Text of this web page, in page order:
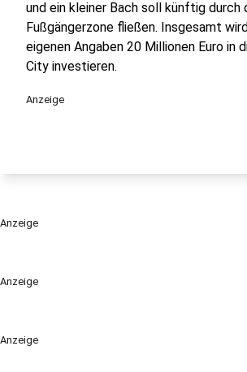
Anzeige
Anzeige
und ein kleiner Bach soll künftig durch
Fußgängerzone fließen. Insgesamt
eigenen Angaben 20 Millionen Euro in
City investieren.
Anzeige
Anzeige